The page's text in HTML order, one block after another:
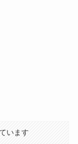
います